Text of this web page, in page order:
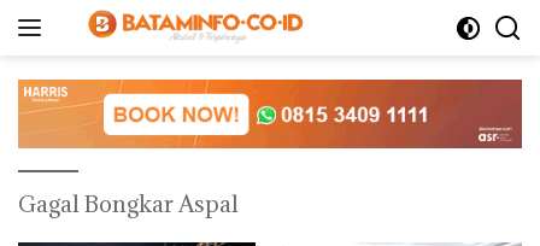
Gagal Bongkar Aspal